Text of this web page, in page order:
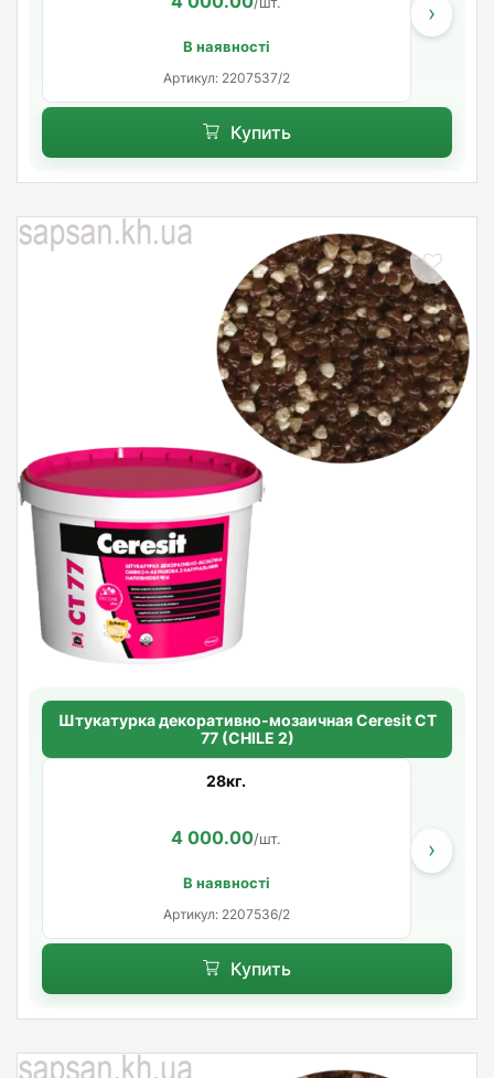
В наявності
Артикул: 2207537/2
›
Купить
Штукатурка декоративно-мозаичная Ceresit CT
77 (CHILE 2)
28кг.
4 000.00/шт.
В наявності
Артикул: 2207536/2
›
Купить